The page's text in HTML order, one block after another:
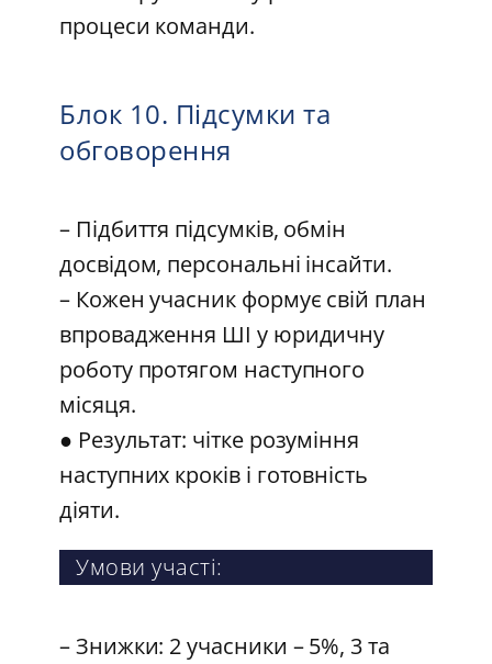
процеси команди.
Блок 10. Підсумки та
обговорення
– Підбиття підсумків, обмін
досвідом, персональні інсайти.
– Кожен учасник формує свій план
впровадження ШІ у юридичну
роботу протягом наступного
місяця.
● Результат: чітке розуміння
наступних кроків і готовність
діяти.
Умови участі:
– Знижки: 2 учасники – 5%, 3 та